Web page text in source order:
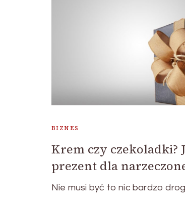
BIZNES
Krem czy czekoladki?
prezent dla
Nie musi być to nic bardzo